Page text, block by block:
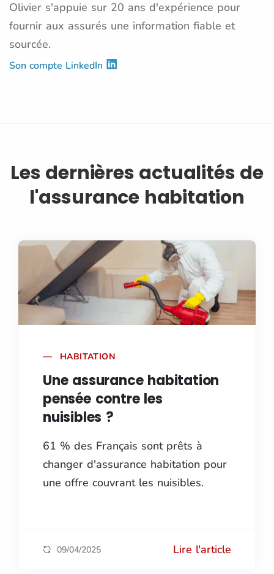
Olivier s'appuie sur 20 ans d'expérience pour
fournir aux assurés une information fiable et
sourcée.
Son compte LinkedIn
Les dernières actualités de
l'assurance habitation
HABITATION
Une assurance habitation
pensée contre les
nuisibles ?
61 % des Français sont prêts à
changer d'assurance habitation pour
une offre couvrant les nuisibles.
09/04/2025 Lire l'article